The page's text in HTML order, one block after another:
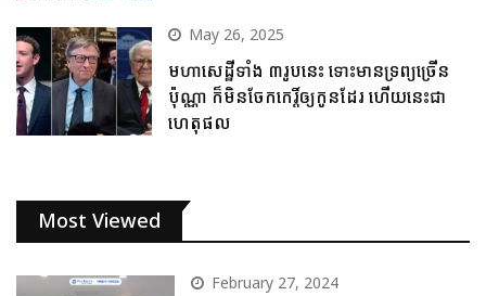
May 26, 2025
មហាសេដ្ឋីទាំង ៣រូបនេះ ទោះមានទ្រព្យច្រើន
ប៉ុណ្ណា ក៏មិនចែកកេរ្តិ៍ឲ្យកូនដែរ ហើយនេះជា
ហេតុផល
Most Viewed
February 27, 2024